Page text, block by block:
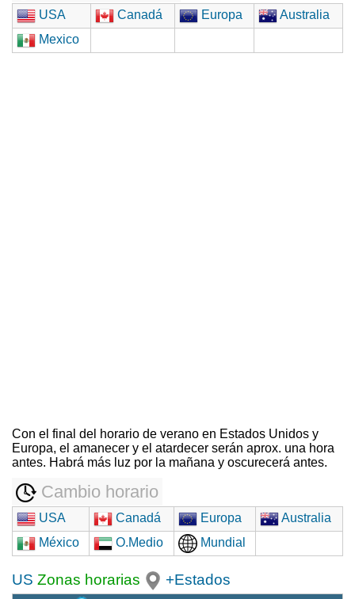
USA Canadá Europa
Australia
Mexico
Con el final del horario de verano en Estados Unidos y
Europa, el amanecer y el atardecer serán aprox. una hora
antes. Habrá más luz por la mañana y oscurecerá antes.
Cambio horario
USA Canadá Europa
Australia
México
O.Medio Mundial
US Zonas horarias +Estados